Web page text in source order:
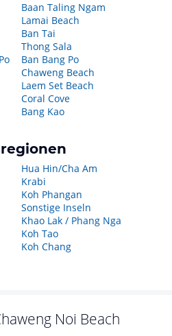
Baan Taling Ngam
Lamai Beach
Ban Tai
Thong Sala
Ban Bang Po
Chaweng Beach
Laem Set Beach
Coral Cove
Bang Kao
Hua Hin/Cha Am
Krabi
Koh Phangan
Sonstige Inseln
Khao Lak / Phang Nga
Koh Tao
Koh Chang
Noi Beach